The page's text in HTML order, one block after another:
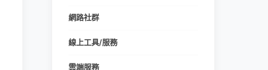
網路社群
線上工具/服務
雲端服務